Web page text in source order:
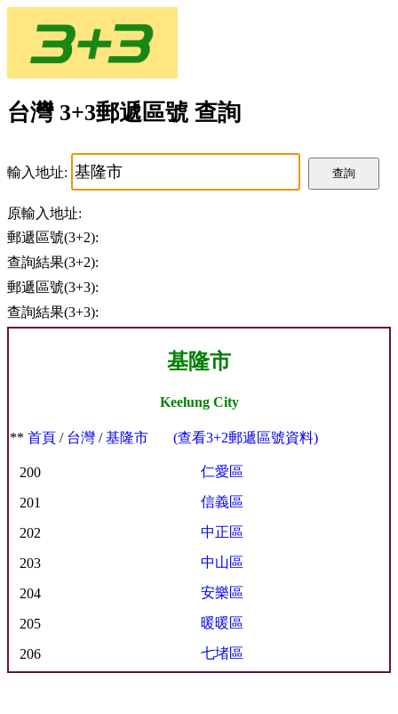
台灣 3+3郵遞區號 查詢
輸入地址: 查詢
原輸入地址:
郵遞區號(3+2):
查詢結果(3+2):
郵遞區號(3+3):
查詢結果(3+3):
基隆市
Keelung City
** 首頁 / 台灣 /基隆市 (查看3+2郵遞區號資料)
200 仁愛區
201 信義區
202 中正區
203 中山區
204 安樂區
205 暖暖區
206 七堵區